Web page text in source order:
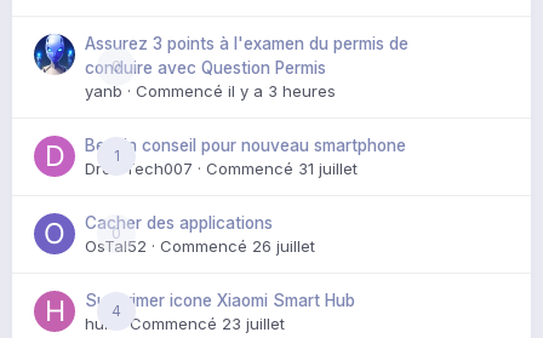
0
Assurez 3 points à l'examen du permis de
conduire avec Question Permis
yanb · Commencé il y a 3 heures
1
Besoin conseil pour nouveau smartphone
DroidTech007 · Commencé 31 juillet
0
Cacher des applications
OsTal52 · Commencé 26 juillet
4
Supprimer icone Xiaomi Smart Hub
huik · Commencé 23 juillet